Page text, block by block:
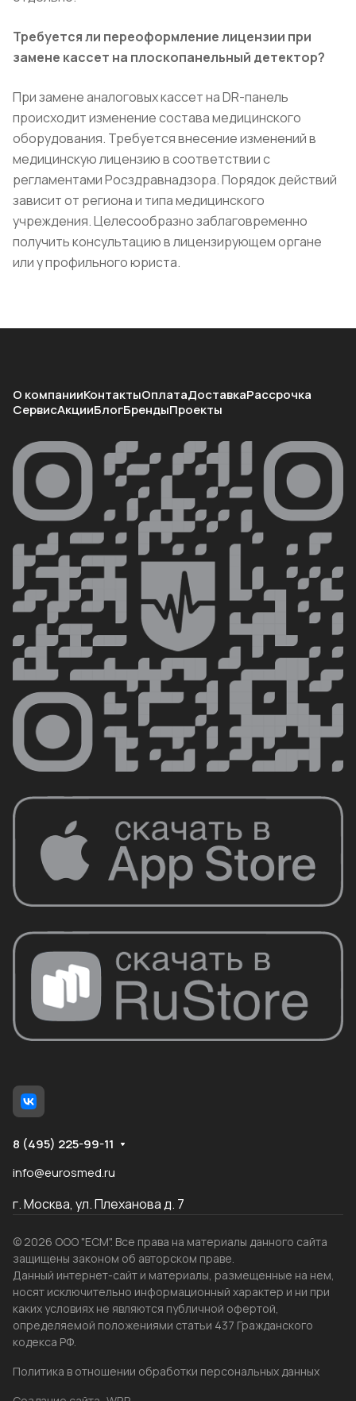
Требуется ли переоформление лицензии при
замене кассет на плоскопанельный детектор?
При замене аналоговых кассет на DR-панель
происходит изменение состава медицинского
оборудования. Требуется внесение изменений в
медицинскую лицензию в соответствии с
регламентами Росздравнадзора. Порядок действий
зависит от региона и типа медицинского
учреждения. Целесообразно заблаговременно
получить консультацию в лицензирующем органе
или у профильного юриста.
О компанииКонтактыОплатаДоставкаРассрочка
СервисАкцииБлогБрендыПроекты
8 (495) 225-99-11
info@eurosmed.ru
г. Москва, ул. Плеханова д. 7
© 2026 ООО "ЕСМ". Все права на материалы данного сайта
защищены законом об авторском праве.
Данный интернет-сайт и материалы, размещенные на нем,
носят исключительно информационный характер и ни при
каких условиях не являются публичной офертой,
определяемой положениями статьи 437 Гражданского
кодекса РФ.
Политика в отношении обработки персональных данных